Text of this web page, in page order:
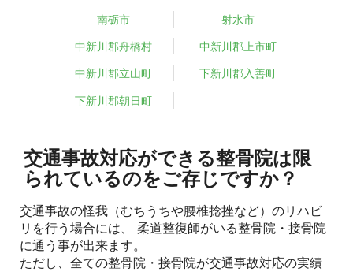
南砺市 射水市
中新川郡舟橋村 中新川郡上市町
中新川郡立山町 下新川郡入善町
下新川郡朝日町
交通事故対応ができる整骨院は限
られているのをご存じですか？
交通事故の怪我（むちうちや腰椎捻挫など）のリハビ
リを行う場合には、 柔道整復師がいる整骨院・接骨院
に通う事が出来ます。
ただし、全ての整骨院・接骨院が交通事故対応の実績